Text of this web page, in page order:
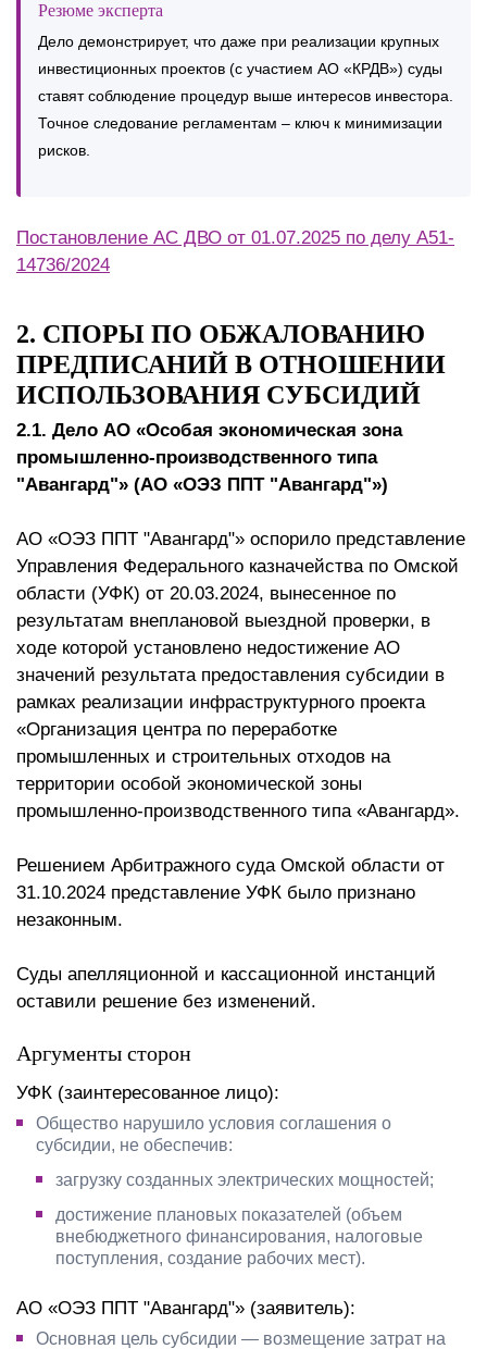
Резюме эксперта
Дело демонстрирует, что даже при реализации крупных
инвестиционных проектов (с участием АО «КРДВ») суды
ставят соблюдение процедур выше интересов инвестора.
Точное следование регламентам – ключ к минимизации
рисков.
Постановление АС ДВО от 01.07.2025 по делу А51-
14736/2024
2. СПОРЫ ПО ОБЖАЛОВАНИЮ
ПРЕДПИСАНИЙ В ОТНОШЕНИИ
ИСПОЛЬЗОВАНИЯ СУБСИДИЙ
2.1. Дело АО «Особая экономическая зона
промышленно-производственного типа
"Авангард"» (АО «ОЭЗ ППТ "Авангард"»)
АО «ОЭЗ ППТ "Авангард"» оспорило представление
Управления Федерального казначейства по Омской
области (УФК) от 20.03.2024, вынесенное по
результатам внеплановой выездной проверки, в
ходе которой установлено недостижение АО
значений результата предоставления субсидии в
рамках реализации инфраструктурного проекта
«Организация центра по переработке
промышленных и строительных отходов на
территории особой экономической зоны
промышленно-производственного типа «Авангард».
Решением Арбитражного суда Омской области от
31.10.2024 представление УФК было признано
незаконным.
Суды апелляционной и кассационной инстанций
оставили решение без изменений.
Аргументы сторон
УФК (заинтересованное лицо):
Общество нарушило условия соглашения о
субсидии, не обеспечив:
загрузку созданных электрических мощностей;
достижение плановых показателей (объем
внебюджетного финансирования, налоговые
поступления, создание рабочих мест).
АО «ОЭЗ ППТ "Авангард"» (заявитель):
Основная цель субсидии — возмещение затрат на